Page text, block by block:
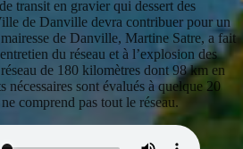
transit en gravier qui dessert des
de Danville devra contribuer pour un
de Danville, Martine Satre, a fait
du réseau et à l’explosion des
de 180 kilomètres dont 98 km en
nécessaires sont évalués à quelque 20
comprend pas tout le réseau.